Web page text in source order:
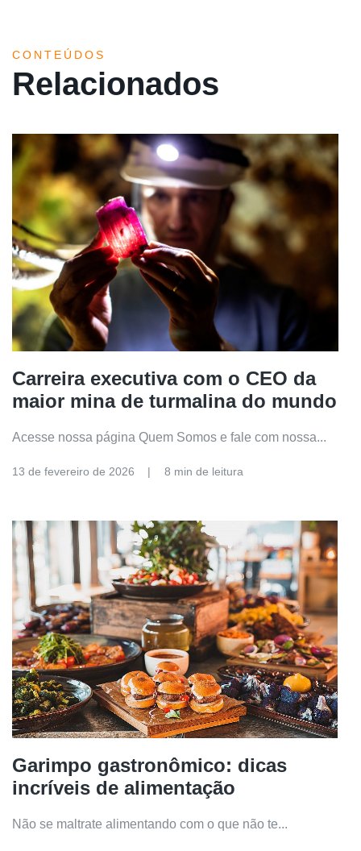
CONTEÚDOS
Relacionados
Carreira executiva com o CEO da
maior mina de turmalina do mundo
Acesse nossa página Quem Somos e fale com nossa...
13 de fevereiro de 2026 8 min de leitura
Garimpo gastronômico: dicas
incríveis de alimentação
Não se maltrate alimentando com o que não te...